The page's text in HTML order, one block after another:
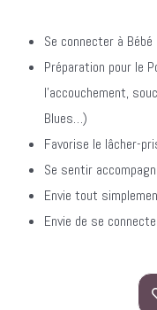
Se connecter à Bébé
Préparation pour le
l’accouchement,
Blues…)
Favorise le lâcher-
Se sentir
Envie tout
Envie de se